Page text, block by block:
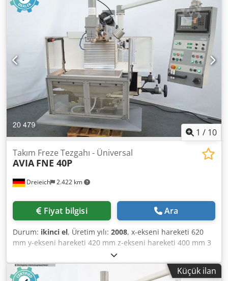
mm/dak Hızlı hareket X/Y: 6 m/dak Hızlı hareket Z: 4 m/dak
Toplam güç gereksinimi 11 kW Djdpfxey Ay Nqj Ac Isck
Makine ağırlığı yaklaşık 2 t Alan ihtiyacı yaklaşık 2,9 x 3,5 x
2,0 m dahil temassal kontrol Heidenhain TNC124 elektrik
dokümantasyonu mevcut takım soğutma sistemi çeşitli SK
40 tutucular çeşitli SK40 takımlar
1 / 10
Dreieich 2.422 km
Takım Freze Tezgahı - Üniversal
AVIA FNE 40P
Fiyat bilgisi Ara
Durum: ikinci el, Üretim yılı: 2008, x-ekseni hareketi 620
mm y-ekseni hareketi 420 mm z-ekseni hareketi 400 mm 3
eksen dijital göstergesi HEIDENHAIN Mil yuvası ISO 40 DIN
69871A Mil devir hızı 50 - 4000 d/dk Tabla ölçüsü 800 x 400
mm Tabla yük kapasitesi 400 kg Kademesiz ilerleme maks.
Küçük ilan